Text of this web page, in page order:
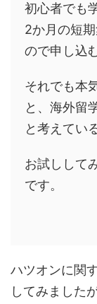
初心者でも
2か月の短
ので申し込
それでも本
と、海外留
と考えてい
お試しして
です。
ハツオンに関
してみました